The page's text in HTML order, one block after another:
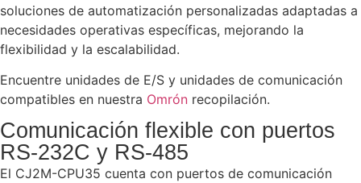
soluciones de automatización personalizadas adaptadas a
necesidades operativas específicas, mejorando la
flexibilidad y la escalabilidad.
Encuentre unidades de E/S y unidades de comunicación
compatibles en nuestra Omrón recopilación.
Comunicación flexible con puertos
RS-232C y RS-485
El CJ2M-CPU35 cuenta con puertos de comunicación